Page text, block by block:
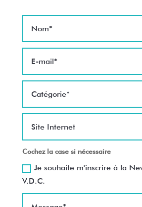
Cochez la case si nécessaire
Je souhaite m'inscrire à la
V.D.C.